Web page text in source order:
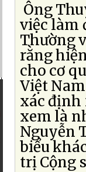
Ông
việc làm
Thường
rằng
cho cơ
Việt
xác định
xem là
Nguyễn
biểu
trị Cộng